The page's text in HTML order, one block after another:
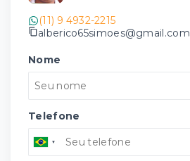
(11) 9 4932-2215
alberico65simoes@gmail.com
Nome
Telefone